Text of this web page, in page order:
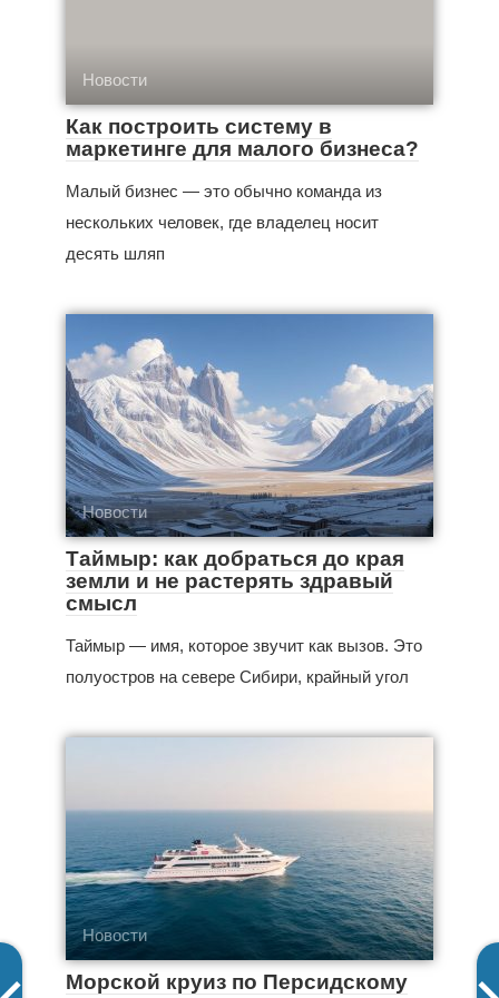
Новости
Как построить систему в
маркетинге для малого бизнеса?
Малый бизнес — это обычно команда из
нескольких человек, где владелец носит
десять шляп
Новости
Таймыр: как добраться до края
земли и не растерять здравый
смысл
Таймыр — имя, которое звучит как вызов. Это
полуостров на севере Сибири, крайный угол
Новости
Морской круиз по Персидскому